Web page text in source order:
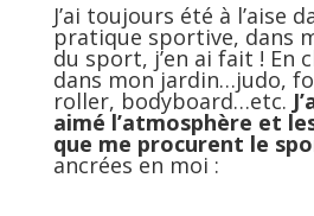
J’ai toujours été à l’aise
pratique sportive, dans
du sport, j’en ai fait ! En
dans mon jardin…judo,
roller, bodyboard…etc.
aimé l’atmosphère et
que me procurent le
ancrées en moi :